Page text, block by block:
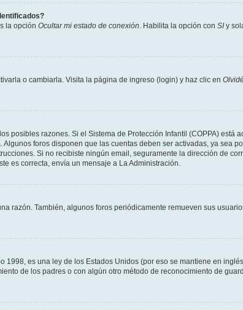
la opción Ocultar mi estado de conexión . Habilita la opción con SI y
o cambiarla. Visita la página de ingreso (login) y haz clic en
posibles razones. Si el Sistema de Protección Infantil (COPPA) está
foros disponen que las cuentas deben ser activadas, ya sea
Si no recibiste ningún email, seguramente la dirección de
es correcta, envía un mensaje a La Administración.
razón. También, algunos foros periódicamente remueven sus
1998, es una ley de los Estados Unidos (por eso se mantiene en
de los padres o con algún otro método de reconocimiento de